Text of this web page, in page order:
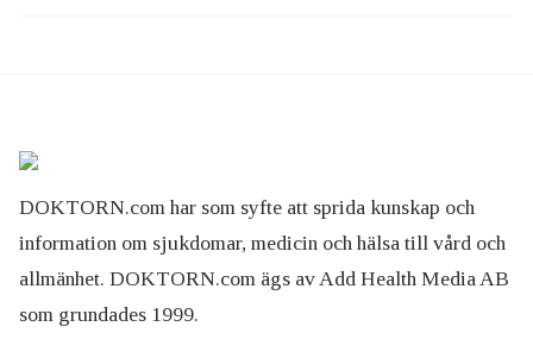
DOKTORN.com har som syfte att sprida kunskap och
information om sjukdomar, medicin och hälsa till vård och
allmänhet. DOKTORN.com ägs av Add Health Media AB
som grundades 1999.